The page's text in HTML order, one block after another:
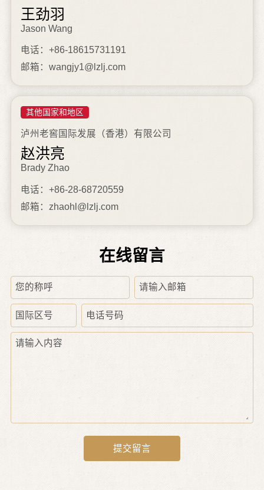
王劲羽
Jason Wang
电话：+86-18615731191
邮箱：wangjy1@lzlj.com
其他国家和地区
泸州老窖国际发展（香港）有限公司
赵洪亮
Brady Zhao
电话：+86-28-68720559
邮箱：zhaohl@lzlj.com
在线留言
您的称呼 请输入邮箱
国际区号 电话号码
请输入内容
提交留言